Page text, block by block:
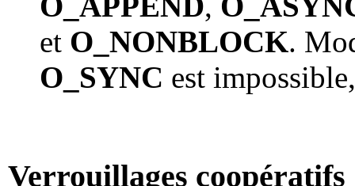
et O_NONBLOCK.
O_SYNC est
Verrouillages coopératifs